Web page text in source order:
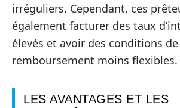
irréguliers. Cependant, ces
également facturer des taux
élevés et avoir des conditions de
remboursement moins flexibles.
LES AVANTAGES ET LES